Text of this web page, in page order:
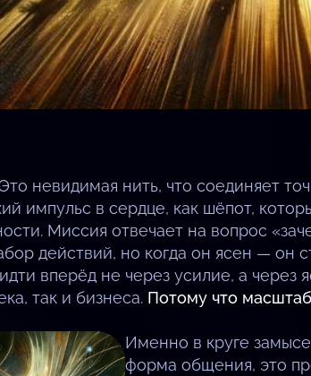
невидимая нить, что соединяет
импульс в сердце, как шёпот,
Миссия отвечает на вопрос
действий, но когда он ясен — он
вперёд не через усилие, а
так и бизнеса. Потому что
Именно в круге
форма общения, это